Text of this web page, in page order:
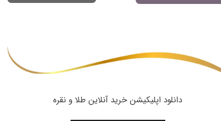
​دانلود اپلیکیشن خرید آنلاین طلا و نقره